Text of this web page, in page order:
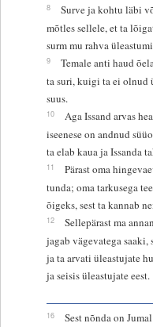
8
Surve ja kohtu läbi
mõtles sellele, et ta
surm mu rahva
9
Temale anti haud
ta suri, kuigi ta ei olnud
suus.
10
Aga Issand arvas
iseenese on andnud
ta elab kaua ja Issanda
11
Pärast oma
tunda; oma tarkusega
õigeks, sest ta kannab
12
Sellepärast ma
jagab vägevatega saaki,
ja ta arvati üleastujate
ja seisis üleastujate eest.
16
Sest nõnda on